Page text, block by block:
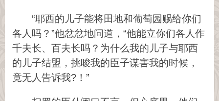
“耶西的儿子能将田地和葡萄园赐给你们
各人吗？”他忿忿地问道，“他能立你们各人作
千夫长、百夫长吗？为什么我的儿子与耶西
的儿子结盟，挑唆我的臣子谋害我的时候，
竟无人告诉我?！”